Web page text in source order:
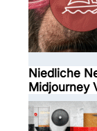
Niedliche
Midjourney